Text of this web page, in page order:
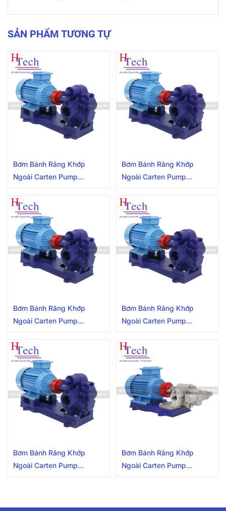
SẢN PHẨM TƯƠNG TỰ
Bơm Bánh Răng Khớp
Ngoài Carten Pump
Bơm Bánh Răng Khớp
Ngoài Carten Pump
Bơm Bánh Răng Khớp
Ngoài Carten Pump
Bơm Bánh Răng Khớp
Ngoài Carten Pump
Bơm Bánh Răng Khớp
Ngoài Carten Pump
Bơm Bánh Răng Khớp
Ngoài Carten Pump